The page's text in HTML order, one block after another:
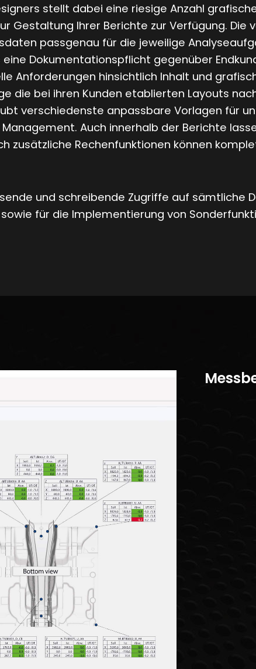
stellt dabei eine riesige Anzahl
Gestaltung Ihrer Berichte zur Verfügung. Die
passgenau für die jeweilige
Dokumentationspflicht gegenüber
Anforderungen hinsichtlich Inhalt und
die bei ihren Kunden etablierten Layouts
verschiedenste anpassbare Vorlagen für
Auch innerhalb der Berichte
zusätzliche Rechenfunktionen können
und schreibende Zugriffe auf sämtliche
für die Implementierung von